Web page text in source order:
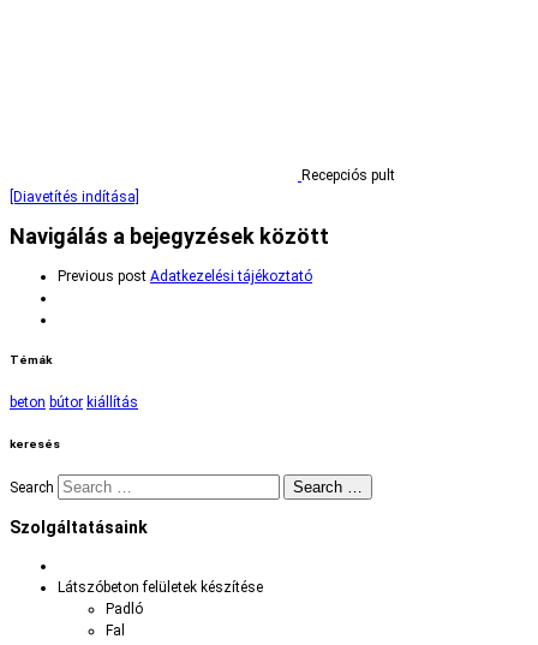
Recepciós pult
[Diavetítés indítása]
Navigálás a bejegyzések között
Previous post Adatkezelési tájékoztató
Témák
beton bútor kiállítás
keresés
Search Search …
Szolgáltatásaink
Látszóbeton felületek készítése
Padló
Fal